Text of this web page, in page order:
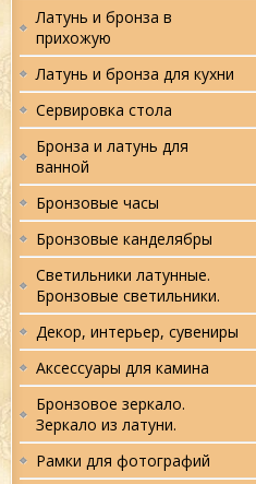
Латунь и бронза в
прихожую
Латунь и бронза для кухни
Сервировка стола
Бронза и латунь для
ванной
Бронзовые часы
Бронзовые канделябры
Светильники латунные.
Бронзовые светильники.
Декор, интерьер, сувениры
Аксессуары для камина
Бронзовое зеркало.
Зеркало из латуни.
Рамки для фотографий